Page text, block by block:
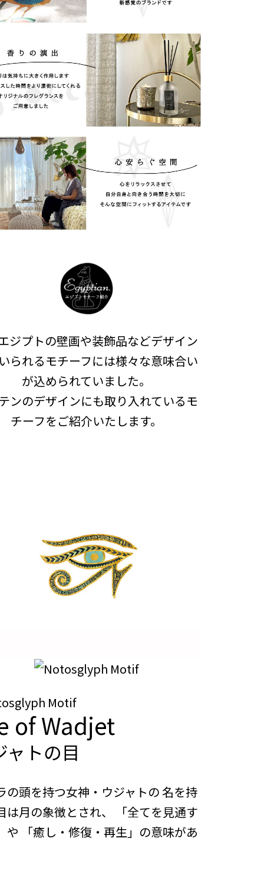
ジプトの壁画や装飾品などデザイン
られるモチーフには様々な意味合い
が込められていました。
ンのデザインにも取り入れているモ
チーフをご紹介いたします。
of Wadjet
ャトの目
の頭を持つ女神・ウジャトの 名を持
は月の象徴とされ、 「全てを見通す
や 「癒し・修復・再生」の意味があ